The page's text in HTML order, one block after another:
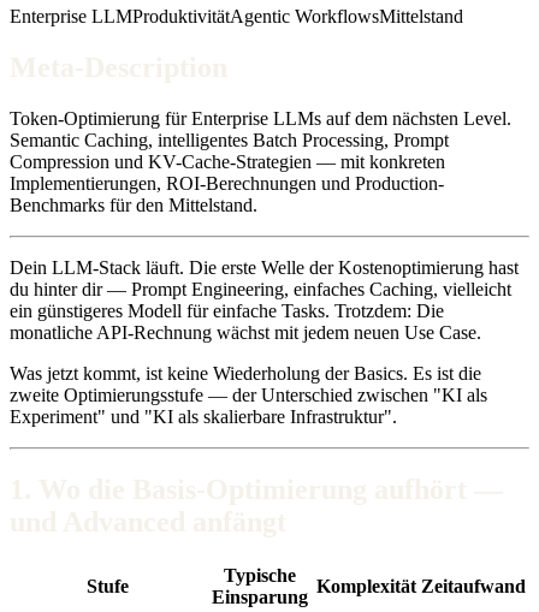
Enterprise LLMProduktivitätAgentic WorkflowsMittelstand
Token-Optimierung für Enterprise LLMs auf dem nächsten Level.
Semantic Caching, intelligentes Batch Processing, Prompt
Compression und KV-Cache-Strategien — mit konkreten
Implementierungen, ROI-Berechnungen und Production-
Benchmarks für den Mittelstand.
Dein LLM-Stack läuft. Die erste Welle der Kostenoptimierung hast
du hinter dir — Prompt Engineering, einfaches Caching, vielleicht
ein günstigeres Modell für einfache Tasks. Trotzdem: Die
monatliche API-Rechnung wächst mit jedem neuen Use Case.
Was jetzt kommt, ist keine Wiederholung der Basics. Es ist die
zweite Optimierungsstufe — der Unterschied zwischen "KI als
Experiment" und "KI als skalierbare Infrastruktur".
Stufe
Typische
Einsparung
Komplexität Zeitaufwand